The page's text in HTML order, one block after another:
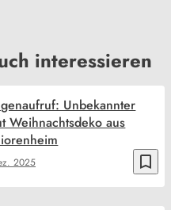
interessieren
bookmark_border
2025
Unbekannter
Weihnachtsdeko aus